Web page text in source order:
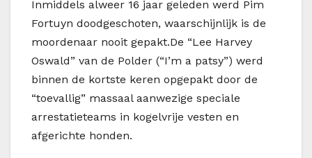
Inmiddels alweer 16 jaar geleden werd Pim
Fortuyn doodgeschoten, waarschijnlijk is de
moordenaar nooit gepakt.De “Lee Harvey
Oswald” van de Polder (“I’m a patsy”) werd
binnen de kortste keren opgepakt door de
“toevallig” massaal aanwezige speciale
arrestatieteams in kogelvrije vesten en
afgerichte honden.